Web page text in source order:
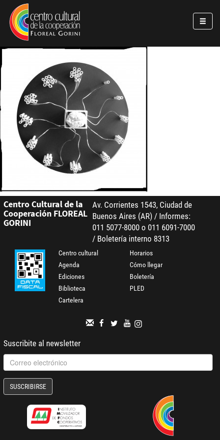
Pasar al contenido principal
Jump to main content
Centro Cultural de la
Cooperación FLOREAL
GORINI
Av. Corrientes 1543, Ciudad de
Buenos Aires (AR) / Informes:
011 5077-8000 o 011 6091-7000
/ Boletería interno 8313
Centro cultural
Agenda
Ediciones
Biblioteca
Cartelera
Horarios
Cómo llegar
Boletería
PLED
Suscribite al newsletter
SUSCRIBIRSE